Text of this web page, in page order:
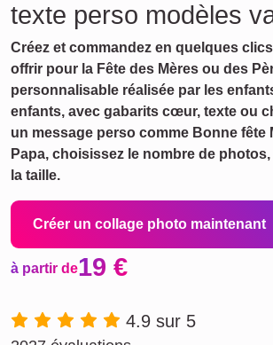
texte perso modèles
Créez et commandez en quelques
offrir pour la Fête des Mères ou des
personnalisable réalisée par les
enfants, avec gabarits cœur, texte ou
un message perso comme Bonne fête
Papa, choisissez le nombre de
la taille.
Créer un collage photo maintenant
à partir de19 €
4.9 sur 5